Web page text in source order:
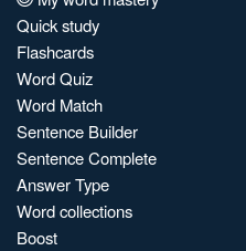
Quick study
Flashcards
Word Quiz
Word Match
Sentence Builder
Sentence Complete
Answer Type
Word collections
Boost